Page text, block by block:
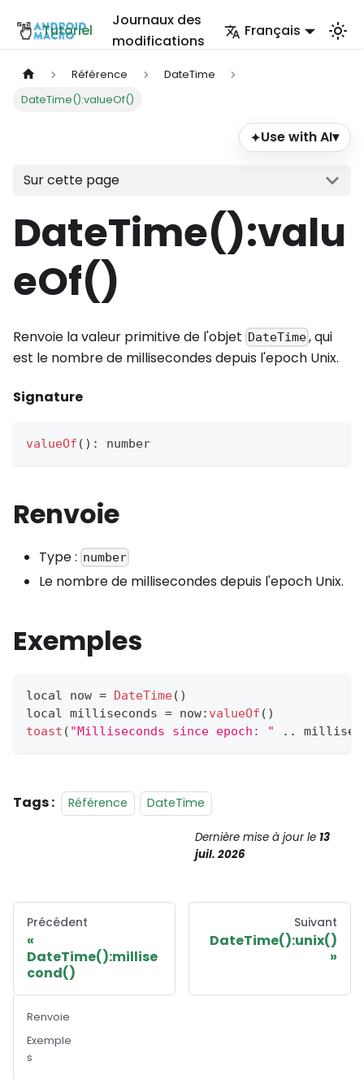
Tutoriel
Journaux des
modifications
Français
Référence
DateTime
DateTime():valueOf()
✦Use with AI▾
Sur cette page
DateTime():valu
eOf()
Renvoie la valeur primitive de l'objet DateTime, qui
est le nombre de millisecondes depuis l'epoch Unix.
Signature
valueOf ( ) : number
Renvoie
Type : number
Le nombre de millisecondes depuis l'epoch Unix.
Exemples
local now = DateTime( )
local milliseconds = now: valueOf ( )
toast ( "Milliseconds since epoch: " . .
Tags : Référence DateTime
Dernière mise à jourle 13
juil. 2026
Précédent
DateTime():millise
cond()
Suivant
DateTime():unix()
Renvoie
Exemple
s